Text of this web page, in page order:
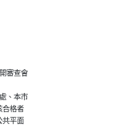
開審查會
處、本市
合格者
共平面